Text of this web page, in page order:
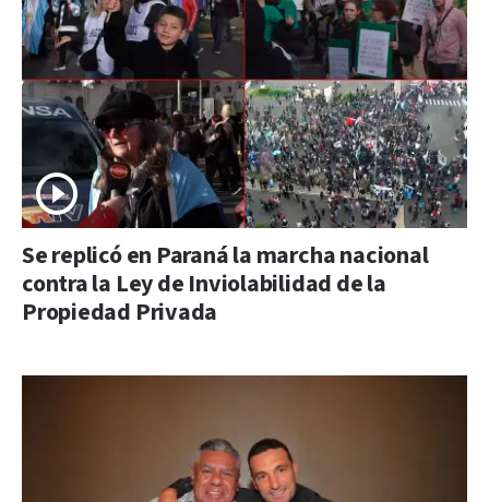
Se replicó en Paraná la marcha nacional
contra la Ley de Inviolabilidad de la
Propiedad Privada